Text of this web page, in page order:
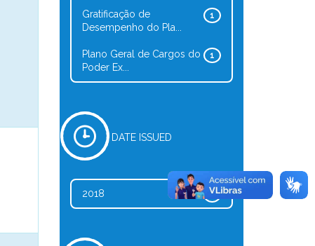
1
Gratificação de
Desempenho do Pla...
1
Plano Geral de Cargos do
Poder Ex...
DATE ISSUED
2
2018